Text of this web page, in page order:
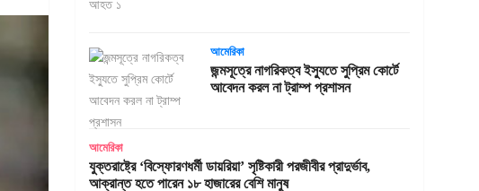
আমেরিকা
জন্মসূত্রে নাগরিকত্ব ইস্যুতে সুপ্রিম কোর্টে
আবেদন করল না ট্রাম্প প্রশাসন
আমেরিকা
যুক্তরাষ্ট্রে ‘বিস্ফোরণধর্মী ডায়রিয়া’ সৃষ্টিকারী পরজীবীর প্রাদুর্ভাব,
আক্রান্ত হতে পারেন ১৮ হাজারের বেশি মানুষ